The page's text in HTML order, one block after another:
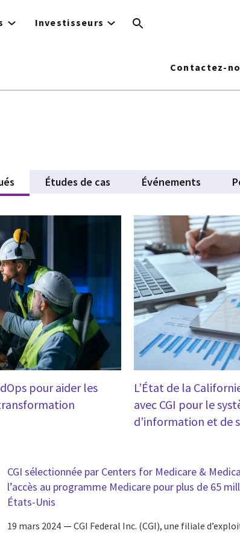
Investisseurs
Contactez-
(active tab)Études de cas Événements
pour aider les
L’État de la
avec CGI pour le
d’information et de
CGI sélectionnée par Centers for Medicare &
l’accès au programme Medicare pour plus de 65
États-Unis
19 mars 2024
CGI Federal Inc. (CGI), une filiale